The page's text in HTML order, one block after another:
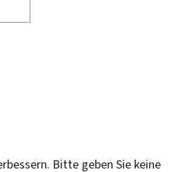
Bitte geben Sie keine